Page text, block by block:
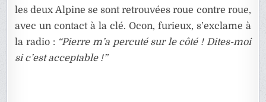
les deux Alpine se sont retrouvées roue contre roue,
avec un contact à la clé. Ocon, furieux, s’exclame à
la radio : “Pierre m’a percuté sur le côté ! Dites-moi
si c’est acceptable !”